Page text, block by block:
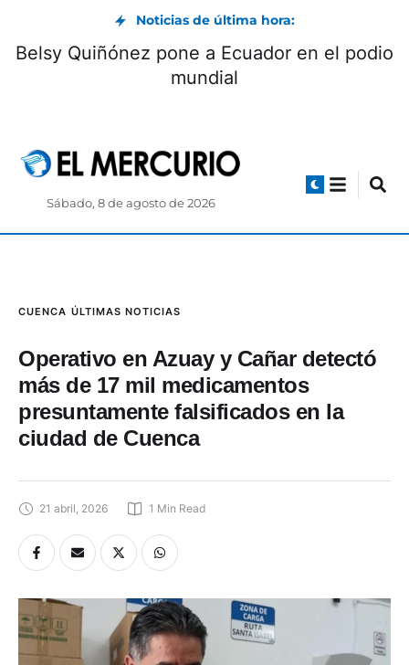
Noticias de última hora:
Belsy Quiñónez pone a Ecuador en el podio
mundial
Sábado, 8 de agosto de 2026
CUENCA ÚLTIMAS NOTICIAS
Operativo en Azuay y Cañar detectó
más de 17 mil medicamentos
presuntamente falsificados en la
ciudad de Cuenca
21 abril, 2026 1 Min Read